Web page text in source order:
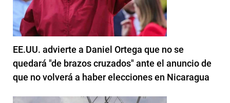
EE.UU. advierte a Daniel Ortega que no se
quedará "de brazos cruzados" ante el anuncio de
que no volverá a haber elecciones en Nicaragua